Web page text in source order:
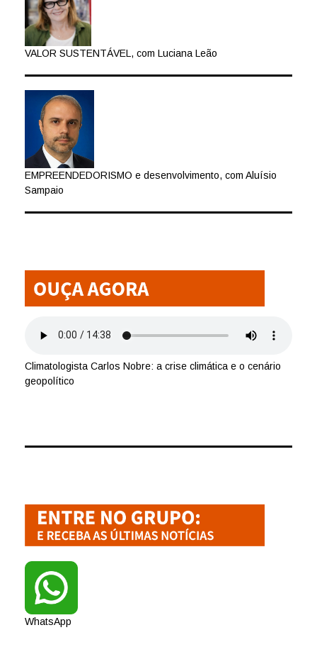
VALOR SUSTENTÁVEL, com Luciana Leão
EMPREENDEDORISMO e desenvolvimento, com Aluísio
Sampaio
Climatologista Carlos Nobre: a crise climática e o cenário
geopolítico
WhatsApp